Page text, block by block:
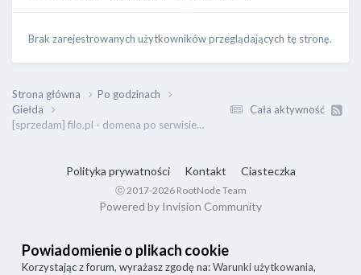
Brak zarejestrowanych użytkowników przeglądających tę stronę.
Cała aktywność
Strona główna
Po godzinach
Giełda
[sprzedam] filo.pl - domena po serwisie, świetne parametry SEO
Polityka prywatności Kontakt Ciasteczka
ⓒ 2017-2026 RootNode Team
Powered by Invision Community
Powiadomienie o plikach cookie
Korzystając z forum, wyrażasz zgodę na:Warunki użytkowania,